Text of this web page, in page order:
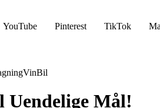
YouTube Pinterest TikTok
VinBil
Mål!